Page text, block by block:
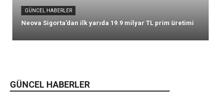
GÜNCEL HABERLER
GÜNCEL HABERLER
Neova Sigorta’dan ilk yarıda 19.9 milyar TL prim üretimi